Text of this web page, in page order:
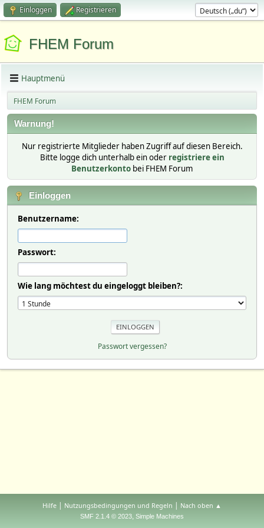
Einloggen Registrieren
FHEM Forum
Hauptmenü
FHEM Forum
Warnung!
Nur registrierte Mitglieder haben Zugriff auf diesen Bereich.
Bitte logge dich unterhalb ein oder registriere ein
Benutzerkonto bei FHEM Forum
Einloggen
Benutzername:
Passwort:
Wie lang möchtest du eingeloggt bleiben?:
Passwort vergessen?
Hilfe | Nutzungsbedingungen und Regeln | Nach oben ▲
SMF 2.1.4 © 2023, Simple Machines